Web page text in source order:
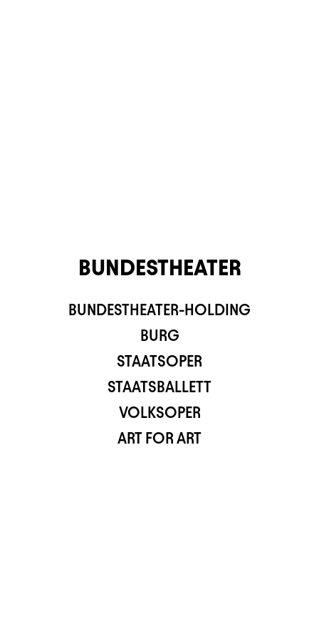
BUNDESTHEATER
BUNDESTHEATER-HOLDING
BURG
STAATSOPER
STAATSBALLETT
VOLKSOPER
ART FOR ART